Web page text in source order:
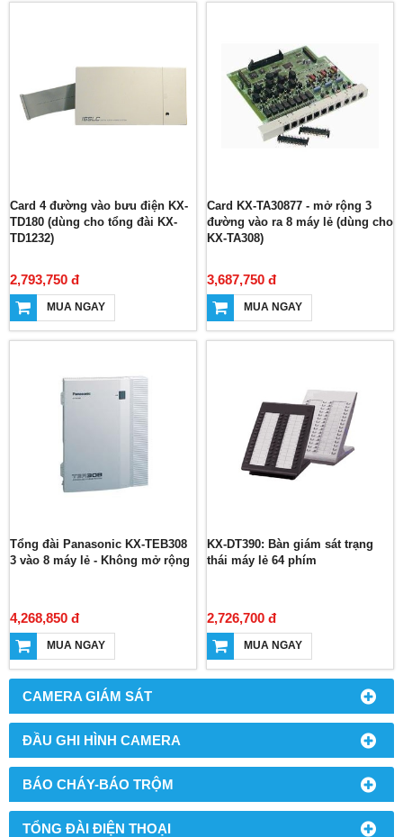
CAMERA GIÁM SÁT
ĐẦU GHI HÌNH CAMERA
BÁO CHÁY-BÁO TRỘM
TỔNG ĐÀI ĐIỆN THOẠI
Card 4 đường vào bưu điện KX-
TD180 (dùng cho tổng đài KX-
TD1232)
2,793,750 đ
MUA NGAY
Card KX-TA30877 - mở rộng 3
đường vào ra 8 máy lẻ (dùng cho
KX-TA308)
3,687,750 đ
MUA NGAY
Tổng đài Panasonic KX-TEB308
3 vào 8 máy lẻ - Không mở rộng
4,268,850 đ
MUA NGAY
KX-DT390: Bàn giám sát trạng
thái máy lẻ 64 phím
2,726,700 đ
MUA NGAY